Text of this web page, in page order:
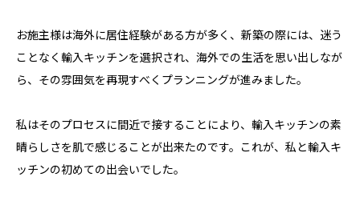
お施主様は海外に居住経験がある方が多く、新築の際には、迷う
ことなく輸入キッチンを選択され、海外での生活を思い出しなが
ら、その雰囲気を再現すべくプランニングが進みました。
私はそのプロセスに間近で接することにより、輸入キッチンの素
晴らしさを肌で感じることが出来たのです。これが、私と輸入キ
ッチンの初めての出会いでした。